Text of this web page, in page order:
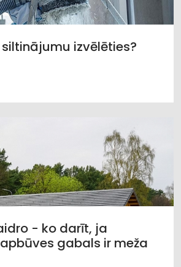
izvēlēties?
- ko darīt, ja
gabals ir meža